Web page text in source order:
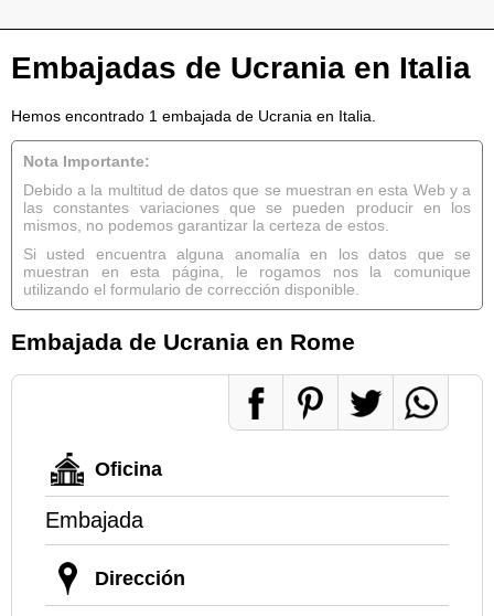
Embajadas de Ucrania en Italia
Hemos encontrado 1 embajada de Ucrania en Italia.
Nota Importante:
Debido a la multitud de datos que se muestran en esta Web y a
las constantes variaciones que se pueden producir en los
mismos, no podemos garantizar la certeza de estos.
Si usted encuentra alguna anomalía en los datos que se
muestran en esta página, le rogamos nos la comunique
utilizando el formulario de corrección disponible.
Embajada de Ucrania en Rome
Oficina
Embajada
Dirección